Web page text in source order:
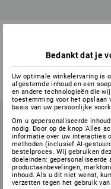
v.a. € 30,13
(incl. BTW) v.a. 20 stuks
Bedankt dat je
Uw optimale winkelervaring is
afgestemde inhoud en een
en andere technologieën die
toestemming voor het opslaan
basis van uw persoonlijke
Om u gepersonaliseerde
nodig. Door op de knop 'Alles
informatie over uw interacties
methoden (inclusief AI-
bestelproces. Wij gebruiken
doeleinden: gepersonaliseerde
productaanbevelingen,
inhoud. Als u dit niet wenst,
verzetten tegen het gebruik